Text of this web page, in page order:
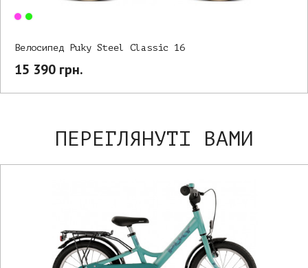
Велосипед Puky Steel Classic 16
15 390 грн.
ПЕРЕГЛЯНУТІ ВАМИ